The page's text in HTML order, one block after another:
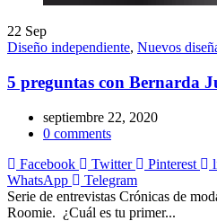
22 Sep
Diseño independiente, Nuevos
5 preguntas con Bernarda
septiembre 22, 2020
0 comments
Facebook
Twitter Pinterest
WhatsApp
Telegram
Serie de entrevistas Crónicas de
Roomie. ¿Cuál es tu primer...